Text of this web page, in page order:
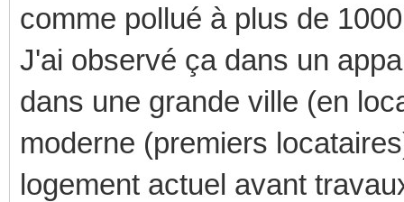
comme pollué à plus de
J'ai observé ça dans un
dans une grande ville (en
moderne (premiers
logement actuel avant